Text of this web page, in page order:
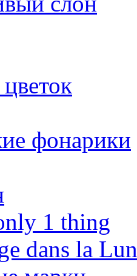
фонарики
1 thing
dans la